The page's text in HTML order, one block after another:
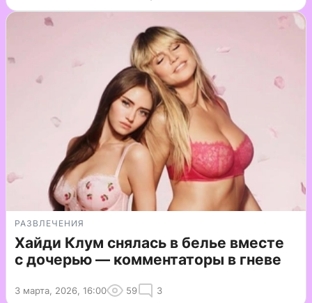
РАЗВЛЕЧЕНИЯ
Хайди Клум снялась в белье вместе
с дочерью — комментаторы в гневе
3 марта, 2026, 16:00 59 3